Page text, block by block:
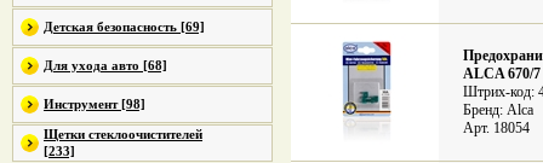
Детская безопасность [69]
Для ухода авто [68]
Инструмент [98]
Щетки стеклоочистителей
[233]
ALCA 670/7
Штрих-код:
Бренд: Alca
Арт. 18054